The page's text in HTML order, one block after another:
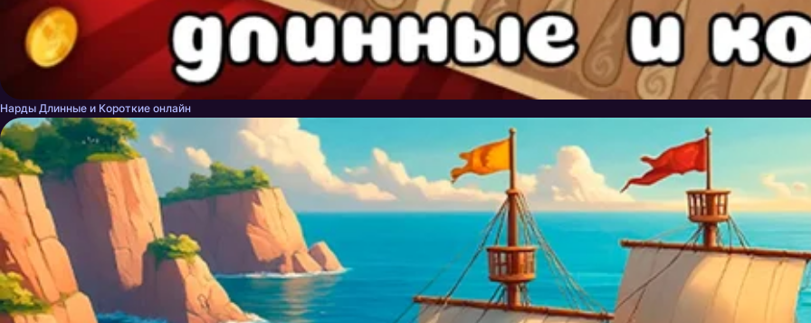
Нарды Длинные и Короткие онлайн